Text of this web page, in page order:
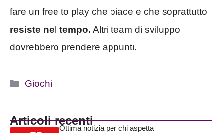
fare un free to play che piace e che soprattutto
resiste nel tempo. Altri team di sviluppo
dovrebbero prendere appunti.
Categorie
Giochi
Articoli recenti
Ottima notizia per chi aspetta